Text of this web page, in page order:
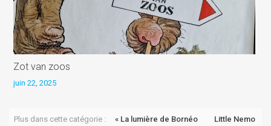
Zot van zoos
juin 22, 2025
Plus dans cette catégorie : « La lumière de Bornéo
Little Nemo